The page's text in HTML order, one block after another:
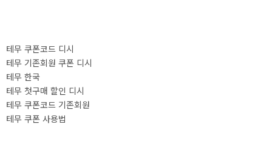
테무 쿠폰코드 디시
테무 기존회원 쿠폰 디시
테무 한국
테무 첫구매 할인 디시
테무 쿠폰코드 기존회원
테무 쿠폰 사용법